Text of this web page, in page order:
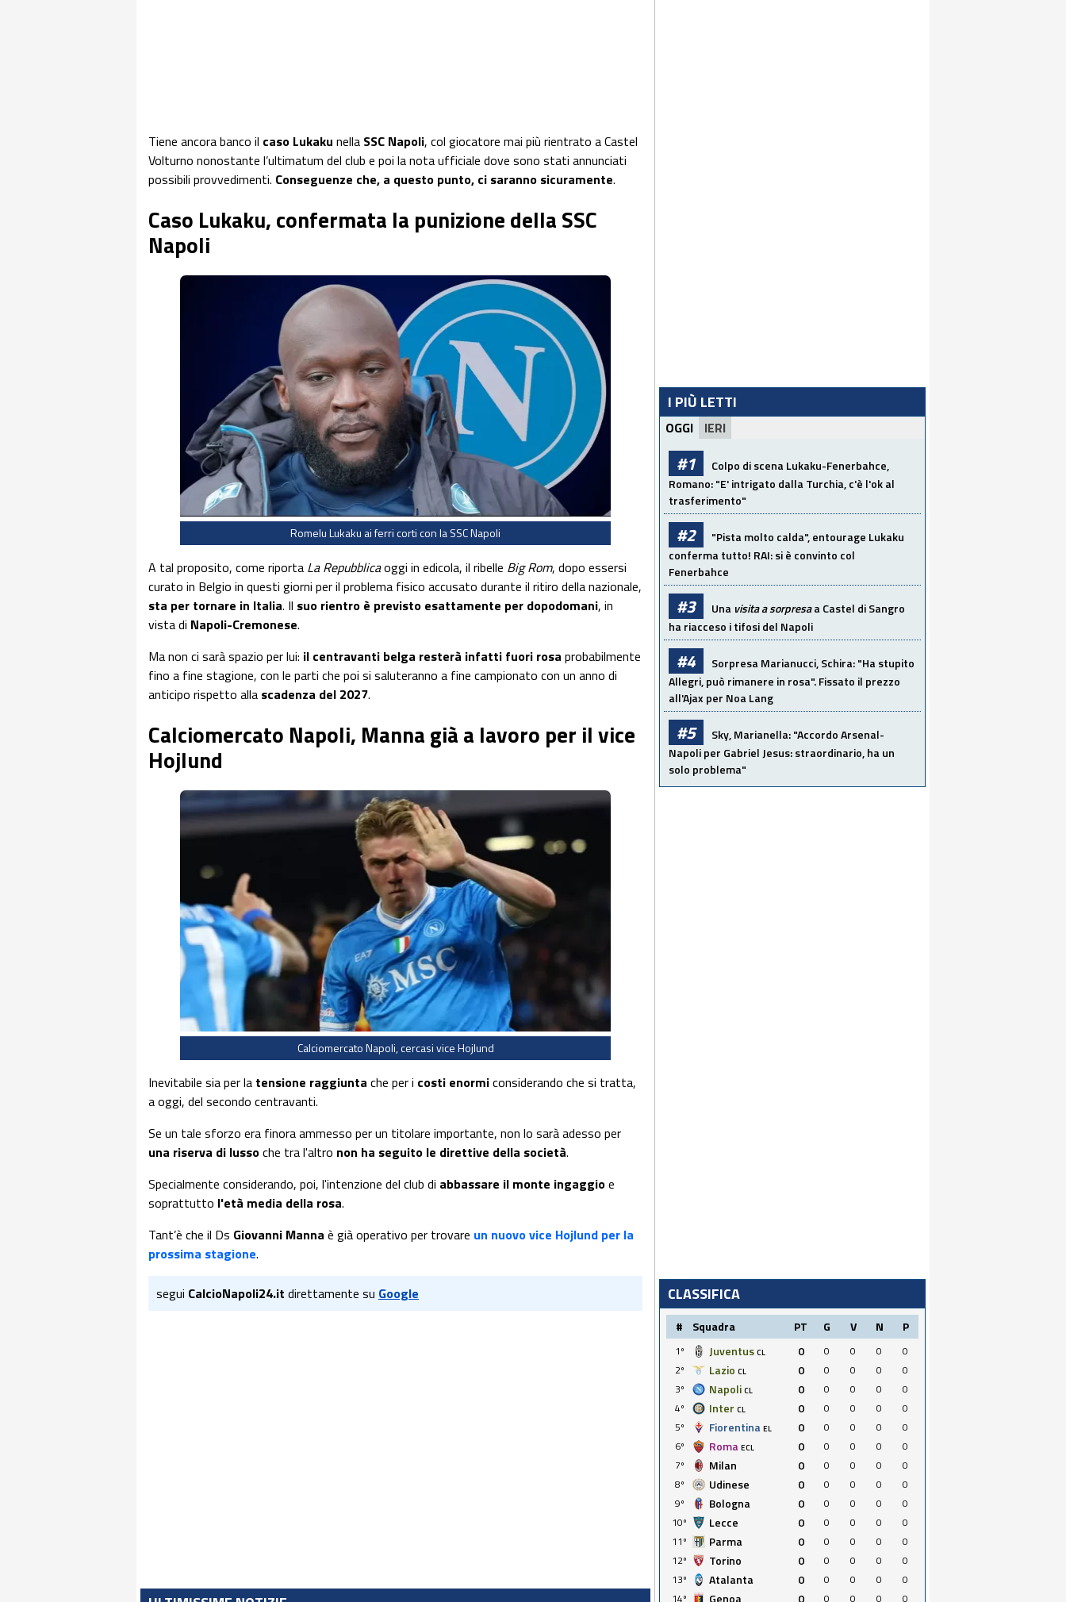
Tiene ancora banco il caso Lukaku nella SSC Napoli, col giocatore mai più rientrato a Castel
Volturno nonostante l’ultimatum del club e poi la nota ufficiale dove sono stati annunciati
possibili provvedimenti. Conseguenze che, a questo punto, ci saranno sicuramente.
Caso Lukaku, confermata la punizione della SSC
Napoli
Romelu Lukaku ai ferri corti con la SSC Napoli
A tal proposito, come riporta La Repubblicaoggi in edicola, il ribelle Big Rom, dopo essersi
curato in Belgio in questi giorni per il problema fisico accusato durante il ritiro della nazionale,
sta per tornare in Italia. Il suo rientro è previsto esattamente per dopodomani, in
vista di Napoli-Cremonese.
Ma non ci sarà spazio per lui: il centravanti belga resterà infatti fuori rosa probabilmente
fino a fine stagione, con le parti che poi si saluteranno a fine campionato con un anno di
anticipo rispetto alla scadenza del 2027.
Calciomercato Napoli, Manna già a lavoro per il vice
Hojlund
Calciomercato Napoli, cercasi vice Hojlund
Inevitabile sia per la tensione raggiunta che per i costi enormiconsiderando che si tratta,
a oggi, del secondo centravanti.
Se un tale sforzo era finora ammesso per un titolare importante, non lo sarà adesso per
una riserva di lussoche tra l'altro non ha seguito le direttive della società.
Specialmente considerando, poi, l'intenzione del club di abbassare il monte ingaggioe
soprattutto l'età media della rosa.
Tant’è che il Ds Giovanni Manna è già operativo per trovare un nuovo vice Hojlund per la
prossima stagione.
segui CalcioNapoli24.it direttamente su Google
I PIÙ LETTI
OGGI IERI
#1
Colpo di scena Lukaku-Fenerbahce,
Romano: "E' intrigato dalla Turchia, c'è l'ok al
trasferimento"
#2
"Pista molto calda", entourage Lukaku
conferma tutto! RAI: si è convinto col
Fenerbahce
#3 Una visita a sorpresaa Castel di Sangro
ha riacceso i tifosi del Napoli
#4
Sorpresa Marianucci, Schira: "Ha stupito
Allegri, può rimanere in rosa". Fissato il prezzo
all'Ajax per Noa Lang
#5
Sky, Marianella: "Accordo Arsenal-
Napoli per Gabriel Jesus: straordinario, ha un
solo problema"
CLASSIFICA
# Squadra PT G V N P
1º Juventus CL 0 0 0 0
0
2º
Lazio CL 0 0 0 0
0
3º
Napoli CL 0 0 0 0
0
4º
Inter CL 0 0 0 0
0
5º
Fiorentina EL 0 0 0 0
0
6º
Roma ECL 0 0 0 0
0
7º
Milan 0 0 0 0
0
8º
Udinese 0 0 0 0
0
9º
Bologna 0 0 0 0
0
10º
Lecce 0 0 0 0
0
11º
Parma 0 0 0 0
0
12º
Torino 0 0 0 0
0
13º
Atalanta 0 0 0 0
0
14º
Genoa 0 0 0 0 0